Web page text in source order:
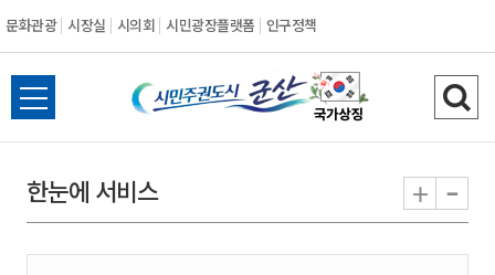
문화관광 시장실 시의회 시민광장플랫폼 인구정책
시
민
권
전
체
뉴
열
검
색
기
한눈에 서비스 + -